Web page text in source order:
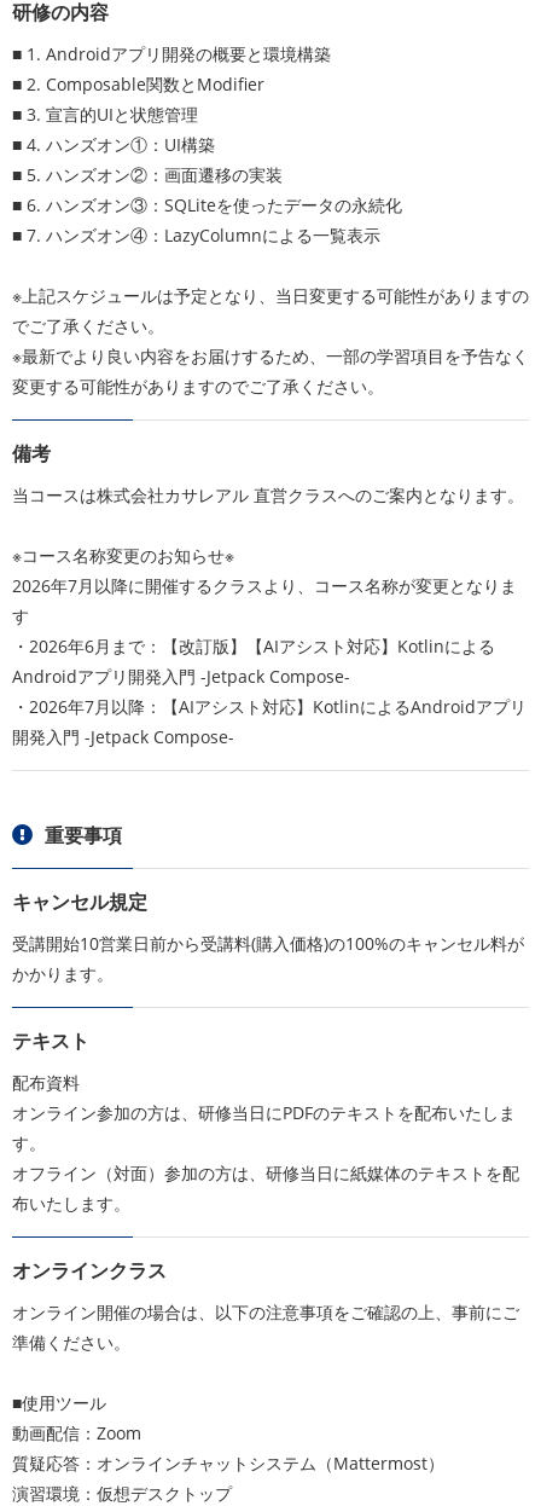
研修の内容
■ 1. Androidアプリ開発の概要と環境構築
■ 2. Composable関数とModifier
■ 3. 宣言的UIと状態管理
■ 4. ハンズオン①：UI構築
■ 5. ハンズオン②：画面遷移の実装
■ 6. ハンズオン③：SQLiteを使ったデータの永続化
■ 7. ハンズオン④：LazyColumnによる一覧表示
※上記スケジュールは予定となり、当日変更する可能性がありますの
でご了承ください。
※最新でより良い内容をお届けするため、一部の学習項目を予告なく
変更する可能性がありますのでご了承ください。
備考
当コースは株式会社カサレアル 直営クラスへのご案内となります。
※コース名称変更のお知らせ※
2026年7月以降に開催するクラスより、コース名称が変更となりま
す
・2026年6月まで：【改訂版】【AIアシスト対応】Kotlinによる
Androidアプリ開発入門 -Jetpack Compose-
・2026年7月以降：【AIアシスト対応】KotlinによるAndroidアプリ
開発入門 -Jetpack Compose-
重要事項
キャンセル規定
受講開始10営業日前から受講料(購入価格)の100%のキャンセル料が
かかります。
テキスト
配布資料
オンライン参加の方は、研修当日にPDFのテキストを配布いたしま
す。
オフライン（対面）参加の方は、研修当日に紙媒体のテキストを配
布いたします。
オンラインクラス
オンライン開催の場合は、以下の注意事項をご確認の上、事前にご
準備ください。
■使用ツール
動画配信：Zoom
質疑応答：オンラインチャットシステム（Mattermost）
演習環境：仮想デスクトップ